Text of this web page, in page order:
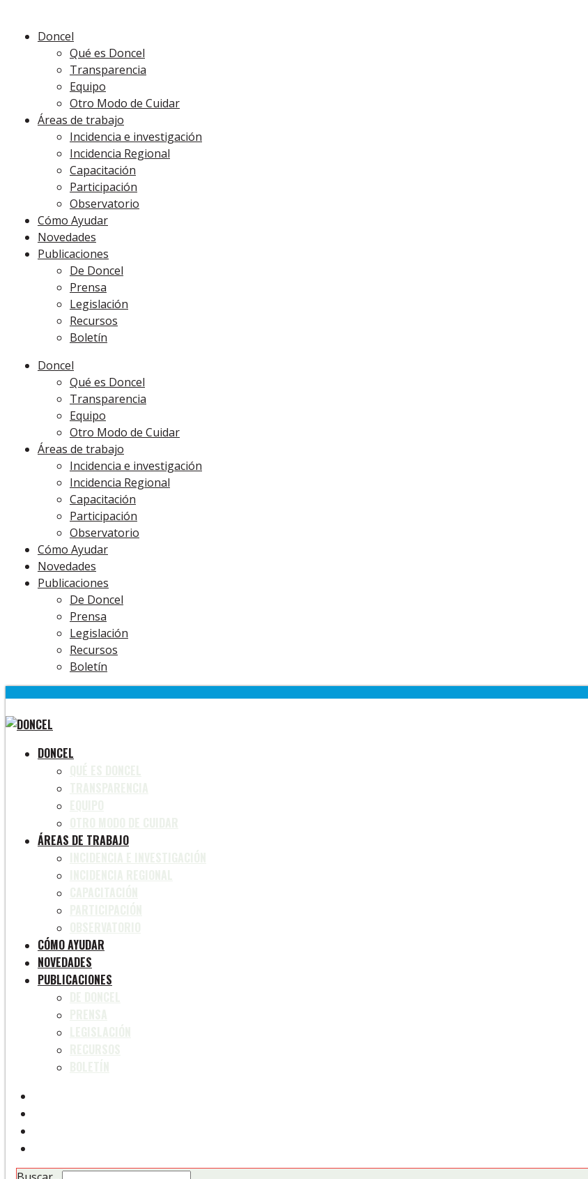
Doncel
Qué es Doncel
Transparencia
Equipo
Otro Modo de Cuidar
Áreas de trabajo
Incidencia e investigación
Incidencia Regional
Capacitación
Participación
Observatorio
Cómo Ayudar
Novedades
Publicaciones
De Doncel
Prensa
Legislación
Recursos
Boletín
Doncel
Qué es Doncel
Transparencia
Equipo
Otro Modo de Cuidar
Áreas de trabajo
Incidencia e investigación
Incidencia Regional
Capacitación
Participación
Observatorio
Cómo Ayudar
Novedades
Publicaciones
De Doncel
Prensa
Legislación
Recursos
Boletín
DONCEL
ÁREAS DE TRABAJO
CÓMO AYUDAR
NOVEDADES
PUBLICACIONES